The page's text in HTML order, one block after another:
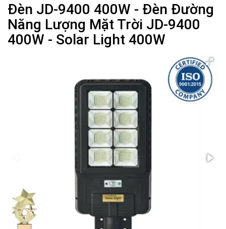
Đèn JD-9400 400W - Đèn Đường
Năng Lượng Mặt Trời JD-9400
400W - Solar Light 400W